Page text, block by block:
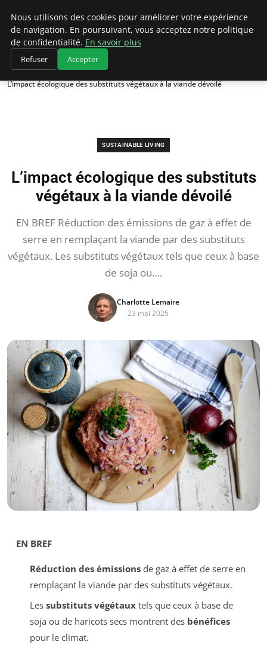
Climategatecountryclub.com
Accueil
Sustainable Living
L’impact écologique des substituts végétaux à la viande dévoilé
SUSTAINABLE LIVING
L’impact écologique des substituts
végétaux à la viande dévoilé
EN BREF Réduction des émissions de gaz à effet de
serre en remplaçant la viande par des substituts
végétaux. Les substituts végétaux tels que ceux à base
de soja ou….
Charlotte Lemaire
23 mai 2025
EN BREF
Réduction des émissionsde gaz à effet de serre en
remplaçant la viande par des substituts végétaux.
Les substituts végétauxtels que ceux à base de
soja ou de haricots secs montrent des bénéfices
pour le climat.
Nous utilisons des cookies pour améliorer votre expérience
de navigation. En poursuivant, vous acceptez notre politique
de confidentialité. En savoir plus
Refuser Accepter